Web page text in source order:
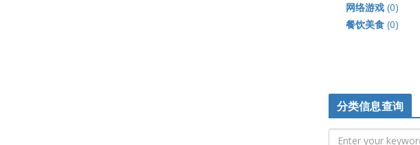
网络游戏 (0)
餐饮美食 (0)
分类信息查询